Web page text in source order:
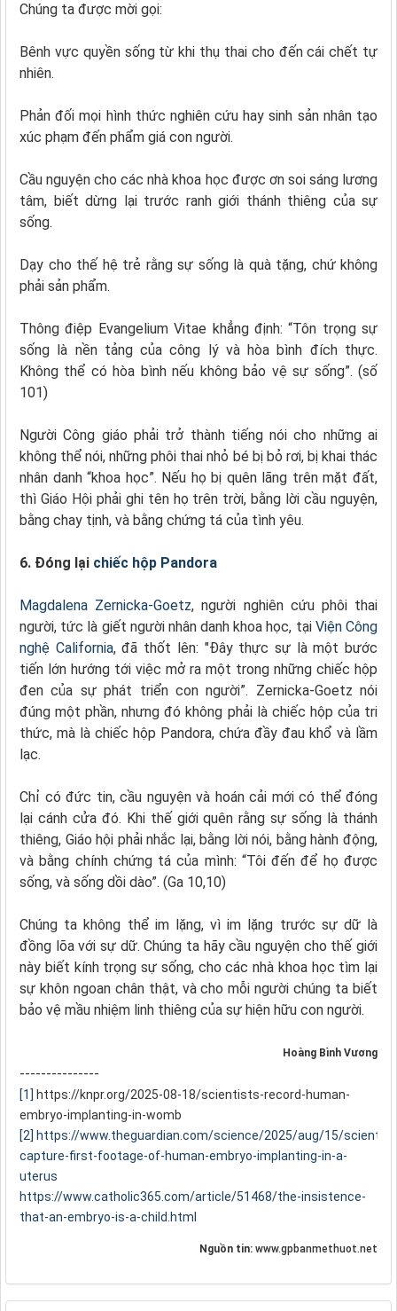
Chúng ta được mời gọi:
Bênh vực quyền sống từ khi thụ thai cho đến cái chết tự
nhiên.
Phản đối mọi hình thức nghiên cứu hay sinh sản nhân tạo
xúc phạm đến phẩm giá con người.
Cầu nguyện cho các nhà khoa học được ơn soi sáng lương
tâm, biết dừng lại trước ranh giới thánh thiêng của sự
sống.
Dạy cho thế hệ trẻ rằng sự sống là quà tặng, chứ không
phải sản phẩm.
Thông điệp Evangelium Vitae khẳng định: “Tôn trọng sự
sống là nền tảng của công lý và hòa bình đích thực.
Không thể có hòa bình nếu không bảo vệ sự sống”. (số
101)
Người Công giáo phải trở thành tiếng nói cho những ai
không thể nói, những phôi thai nhỏ bé bị bỏ rơi, bị khai thác
nhân danh “khoa học”. Nếu họ bị quên lãng trên mặt đất,
thì Giáo Hội phải ghi tên họ trên trời, bằng lời cầu nguyện,
bằng chay tịnh, và bằng chứng tá của tình yêu.
6. Đóng lại chiếc hộp Pandora
Magdalena Zernicka-Goetz, người nghiên cứu phôi thai
người, tức là giết người nhân danh khoa học, tại Viện Công
nghệ California, đã thốt lên: "Đây thực sự là một bước
tiến lớn hướng tới việc mở ra một trong những chiếc hộp
đen của sự phát triển con người”. Zernicka-Goetz nói
đúng một phần, nhưng đó không phải là chiếc hộp của tri
thức, mà là chiếc hộp Pandora, chứa đầy đau khổ và lầm
lạc.
Chỉ có đức tin, cầu nguyện và hoán cải mới có thể đóng
lại cánh cửa đó. Khi thế giới quên rằng sự sống là thánh
thiêng, Giáo hội phải nhắc lại, bằng lời nói, bằng hành động,
và bằng chính chứng tá của mình: “Tôi đến để họ được
sống, và sống dồi dào”. (Ga 10,10)
Chúng ta không thể im lặng, vì im lặng trước sự dữ là
đồng lõa với sự dữ. Chúng ta hãy cầu nguyện cho thế giới
này biết kính trọng sự sống, cho các nhà khoa học tìm lại
sự khôn ngoan chân thật, và cho mỗi người chúng ta biết
bảo vệ mầu nhiệm linh thiêng của sự hiện hữu con người.
Hoàng Bình Vương
---------------
[1] https://knpr.org/2025-08-18/scientists-record-human-
embryo-implanting-in-womb
[2] https://www.theguardian.com/science/2025/aug/15/
capture-first-footage-of-human-embryo-implanting-in-a-
uterus
https://www.catholic365.com/article/51468/the-insistence-
that-an-embryo-is-a-child.html
Nguồn tin: www.gpbanmethuot.net